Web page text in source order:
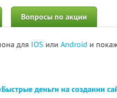
Вопросы по акции
для IOS или Android и
деньги на создании